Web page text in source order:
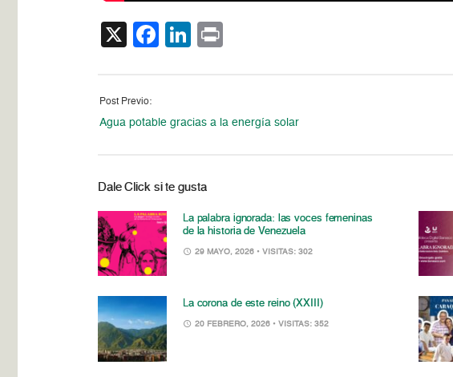
X Facebook
LinkedIn
Post Previo:
Agua potable gracias a la energía solar
Dale Click si te gusta
La palabra ignorada: las voces femeninas
de la historia de Venezuela
29 MAYO, 2026 • VISITAS: 302
La corona de este reino (XXIII)
20 FEBRERO, 2026 • VISITAS: 352